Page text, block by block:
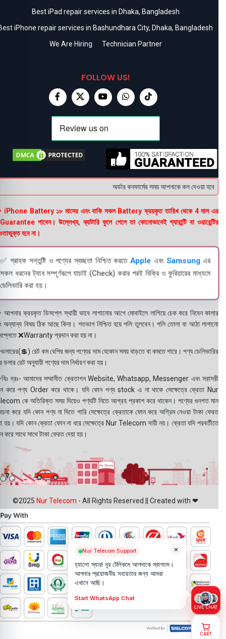
Best iPad repair services in Dhaka, Bangladesh
iPhone repair services in Bashundhara City, Dhaka, Bangladesh
We Are Hiring
Technician Partner
FOLLOW US!
অর্ডার কনফার্মের সময় আপনাকে কল দেওয়া হবে ।
Battery ১৮ মাসের এবং বাকি সকল Battery ক্রয়কৃত তারিখ থেকে 4 মাস এর
পাবেন। উল্লেখ্য, ব্যাটারি ফুলে গেলে তা কোনোভাবেই গ্যারান্টি বা ওয়ারেন্টির
হবে না।
✅ গ্রাহক সন্তুষ্টি ও পণ্যের স্বচ্ছতা নিশ্চিত করতেApple এবংSamsung এর
সকল ধরনের ট্যাব সম্পূর্ণরূপে যাচাই (Check) করার পরই বিক্রি ও কুরিয়ারের মাধ্যমে
ডেলিভারি করা হয়।
ক্রয়কৃত ডিসপ্লে স্থায়ী ভাবে লাগানোর আগে মোবাইলে লাগিয়ে চেক করে নিবেন কালার
অন্যান্য বিষয় ঠিক আছে কিনা। শতভাগ নিশ্চিত হয়ে পলি তুলবেন। পলি তোলা বা আঠা লাগানো
❌Warranty প্রদান করা হয় না।
রেট কম বেশির জন্য পণ্যের দাম যেকোন সময় বাড়তে বা কমতে পারে। পণ্য ডেলিভারির
ডলার রেট অনুযায়ী পণ্যের দাম নির্ধারণ করা হয়।
দ্রঃ- আমাদের সম্মানীত ক্রেতাগন Website, Whatsapp, Messenger এবং সরাসরী
করে পণ্য Order করে থাকে। যদি কোন পণ্য stock এ না থাকে সেক্ষেত্রে ক্রেতা Nur
কে অতিরিক্ত সময় দিয়েও পণ্যটি নিতে আগ্রহ প্রকাশ করে থাকেন। পণ্যের গুনগত মান
করে যদি কোন পণ্য না দিতে পারি সেক্ষেত্রে ক্রেতাকে ফোন করে অগ্রিম নেওয়া টাকা ফেরত
হয়। যদি কোন ক্রেতা ফোন না ধরে সেক্ষেত্রে Nur Telecom দায়ী নয়। ক্রেতা যদি পরবর্তীতে
করে সাথে সাথে টাকা ফেরত দেয়া হয়।
©2025 Nur Telecom - All Rights Reserved || Created with ❤
×
Nur Telecom Support
হ্যালো স্যার! নূর টেলিকমে আপনাকে স্বাগতম।
আপনার প্রয়োজনীয় সহায়তার জন্য আমরা
এখানে আছি।
Start WhatsApp Chat
LIVE CHAT
CART